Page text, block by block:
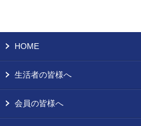
HOME
生活者の皆様へ
会員の皆様へ